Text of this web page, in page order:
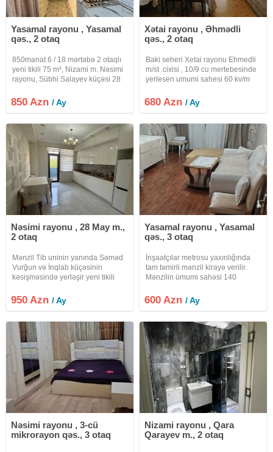
Yasamal rayonu , Yasamal
qəs., 2 otaq
850manat 6 / 18 mərtəbə 2 otaqlı
yeni tikili 75 m², Nizami m. Nəsimi
rayonu, Sübhi Salayev küçəsi 28
Zabitlər bağına 5–8 dəqiqə piyada
məsafədə (28 May metrosuna 10-
850 Azn/ Ay
Xətai rayonu , Əhmədli
qəs., 2 otaq
Baki seheri Xetai rayonu Ehmedli
m/st .cixisi , 10/9 cu mertebesinde
yerlesen umumi sahesi 60 kv/m
Təmirli, Qaz, Su, İşıq, Telefon,
Kabel TV, Lift, Seyf Qapı, PVC
680 Azn/ Ay
Nəsimi rayonu , 28 May m.,
2 otaq
Mənzil Tib uninin yanında Səməd
Vurğun və İnqlab küçəsinin
kəsişməsində yerləşir yeni tikili
yeni təmirli və yeni əşyalı verilir
geniş və rahat mənzildir ətrafda
950 Azn/ Ay
Yasamal rayonu , Yasamal
qəs., 3 otaq
İnşaatçılar metrosu yaxınlığında
tam təmirli mənzil kirayə verilir.
Mənzilin ümumi sahəsi 140
Mənzil mərtəbəli binanın
mərtəbəsində yerləşir. Qiymət 600
600 Azn/ Ay
Nəsimi rayonu , 3-cü
mikrorayon qəs., 3 otaq
Nizami rayonu , Qara
Qarayev m., 2 otaq